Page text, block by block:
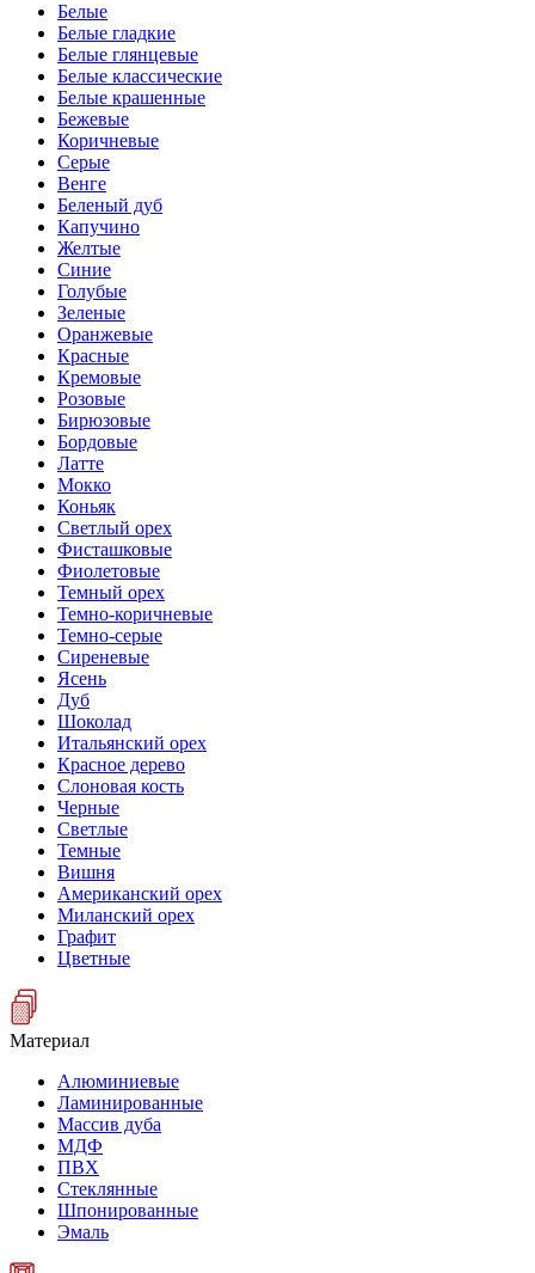
Белые
Белые гладкие
Белые глянцевые
Белые классические
Белые крашенные
Бежевые
Коричневые
Серые
Венге
Беленый дуб
Капучино
Желтые
Синие
Голубые
Зеленые
Оранжевые
Красные
Кремовые
Розовые
Бирюзовые
Бордовые
Латте
Мокко
Коньяк
Светлый орех
Фисташковые
Фиолетовые
Темный орех
Темно-коричневые
Темно-серые
Сиреневые
Ясень
Дуб
Шоколад
Итальянский орех
Красное дерево
Слоновая кость
Черные
Светлые
Темные
Вишня
Американский орех
Миланский орех
Графит
Цветные
Материал
Алюминиевые
Ламинированные
Массив дуба
МДФ
ПВХ
Стеклянные
Шпонированные
Эмаль